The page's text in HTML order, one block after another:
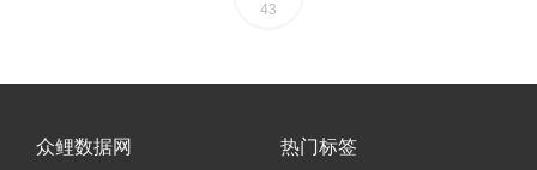
43
众鲤数据网 热门标签